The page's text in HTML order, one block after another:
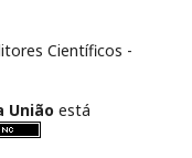
Científicos -
União está